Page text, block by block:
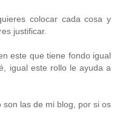
colocar cada cosa y
justificar.
este que tiene fondo igual
igual este rollo le ayuda a
las de mi blog, por si os